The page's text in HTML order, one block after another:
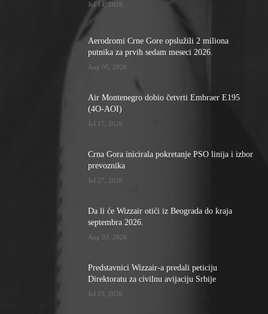
Jul 14, 2026
Aerodromi Crne Gore opslužili 2 miliona
putnika za prvih sedam meseci 2026.
Aug 05, 2026
Air Montenegro dobio četvrti Embraer E195
(4O-AOI)
Jul 17, 2026
Crna Gora inicirala pokretanje PSO linija i izbor
prevoznika
Jul 27, 2026
Da li će Wizzair otići iz Beograda do kraja
septembra 2026.
Aug 03, 2026
Predstavnici Wizzair-a predali peticiju
Direktoratu za civilnu avijaciju Srbije
Jul 13, 2026